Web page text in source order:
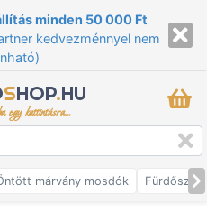
minden 50 000 Ft
kedvezménnyel nem
SHOP.HU
egy kattintásra...
márvány mosdók